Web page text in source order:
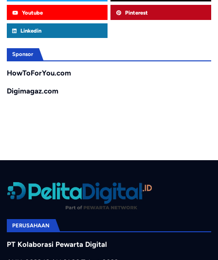
Youtube Pinterest
Linkedin
Sponsor
HowToForYou.com
Digimagaz.com
PERUSAHAAN
PT Kolaborasi Pewarta Digital